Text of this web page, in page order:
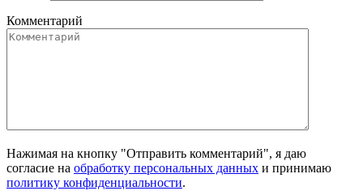
Комментарий
Нажимая на кнопку "Отправить комментарий", я даю
согласие на обработку персональных данных и принимаю
политику конфиденциальности.